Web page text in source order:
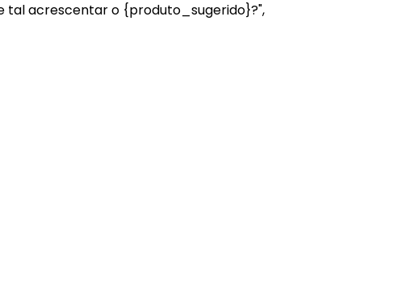
tal acrescentar o {produto_sugerido}?",